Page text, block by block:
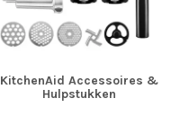
KitchenAid Accessoires &
Hulpstukken